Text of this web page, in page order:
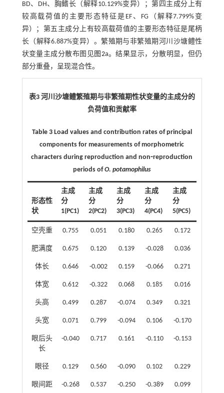
BD、DH、胸鳍长（解释10.129%变异）；第四主成分上有
较高载荷值的主要形态特征是EF、FG（解释7.799%变
异）；第五主成分上有较高载荷值的主要形态特征是尾柄
长（解释6.887%变异）。繁殖期与非繁殖期河川沙塘鳢性
状变量主成分散布图见图2a。结果显示，分散明显，但仍
部分重叠，呈现混合性。
表3 河川沙塘鳢繁殖期与非繁殖期性状变量的主成分的
负荷值和贡献率
Table 3 Load values and contribution rates of principal
components for measurements of morphometric
characters during reproduction and non⁃reproduction
periods ofO. potamophilus
形态性
状
主成
分
1(PC1)
主成
分
2(PC2)
主成
分
3(PC3)
主成
分
4(PC4)
主成
分
5(PC5)
空壳重 0.755 0.051 0.180 0.265 0.172
肥满度 0.675 0.120 0.139 -0.028 0.036
体长 0.646 -0.002 0.159 -0.066 0.271
体宽 0.612 -0.322 0.068 0.185 0.016
头高 0.499 0.287 -0.074 0.349 0.321
头宽 0.071 0.799 -0.094 0.106 -0.170
眼后头
长
-0.040 0.717 0.161 -0.110 -0.153
眼径 0.129 0.560 -0.090 0.102 0.229
眼间距 -0.268 0.537 -0.250 -0.389 0.099